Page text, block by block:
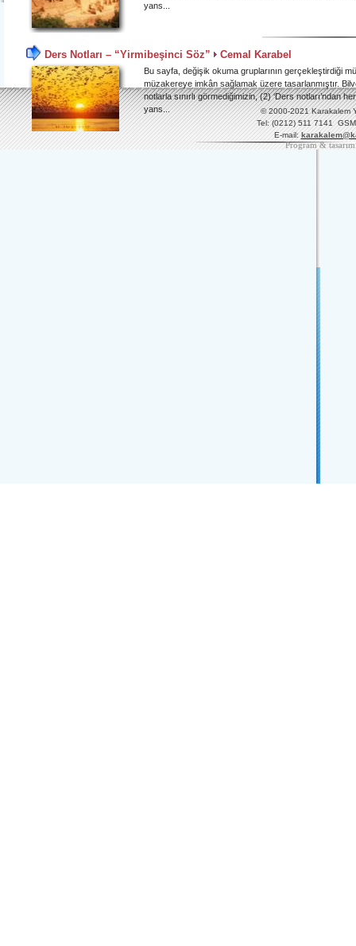
yans...
Ders Notları – “Yirmibeşinci Söz” Cemal Karabel
Bu sayfa, değişik okuma gruplarının gerçekleştirdiği
müzakereye imkân sağlamak üzere tasarlanmıştır.
notlarla sınırlı görmediğimizin, (2) ‘Ders notları’ndan
yans...
© 2000-2021 Karakalem
Tel: (0212) 511 7141
E-mail:
Program &